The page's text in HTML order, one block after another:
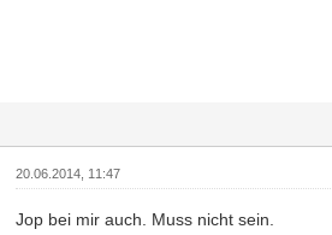
20.06.2014, 11:47
Jop bei mir auch. Muss nicht sein.